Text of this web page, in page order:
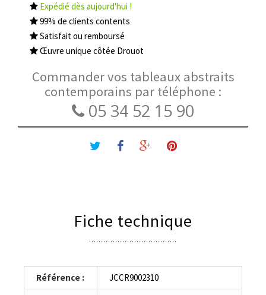
Expédié dès aujourd'hui !
99% de clients contents
Satisfait ou remboursé
Œuvre unique côtée Drouot
Commander vos tableaux abstraits
contemporains par téléphone :
05 34 52 15 90
Fiche technique
Référence : JCCR9002310